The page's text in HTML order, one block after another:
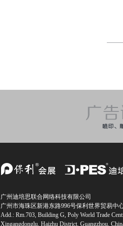
广州迪培思联合网络科技有限公司
广州市海珠区新港东路996号保利世界贸易中
Add.: Rm.703, Building G, Poly World Trade
Xingangdonglu, Haizhu District, Guangzhou,